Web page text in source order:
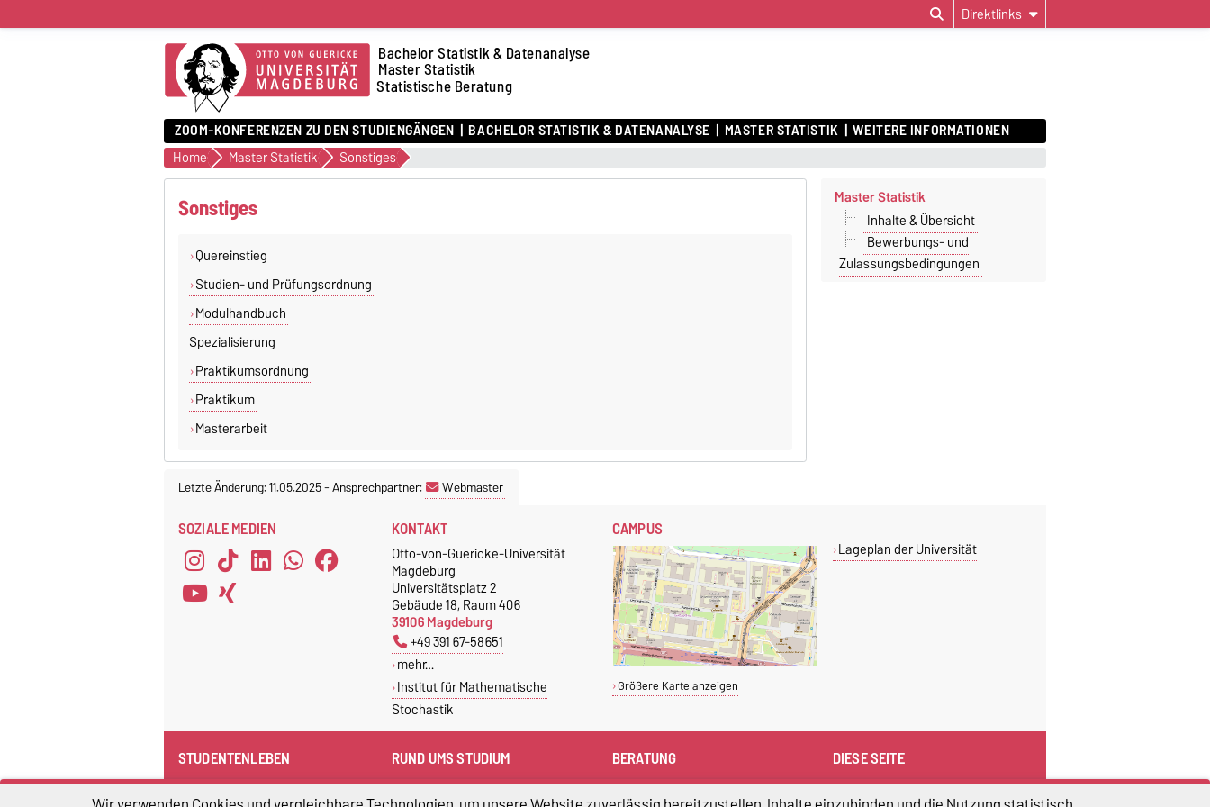
Direktlinks
Bachelor Statistik & Datenanalyse
Master Statistik
Statistische Beratung
ZOOM-KONFERENZEN ZU DEN STUDIENGÄNGEN BACHELOR STATISTIK & DATENANALYSE MASTER STATISTIK WEITERE INFORMATIONEN
Home Master Statistik Sonstiges
Sonstiges
Quereinstieg
Studien- und Prüfungsordnung
Modulhandbuch
Spezialisierung
Praktikumsordnung
Praktikum
Masterarbeit
Master Statistik
Inhalte & Übersicht
Bewerbungs- und
Zulassungsbedingungen
Letzte Änderung: 11.05.2025-Ansprechpartner: Webmaster
SOZIALE MEDIEN KONTAKT
Otto-von-Guericke-Universität
Magdeburg
Universitätsplatz 2
Gebäude 18, Raum 406
39106 Magdeburg
+49 391 67-58651
mehr…
Institut für Mathematische
Stochastik
CAMPUS
Größere Karte anzeigen
Lageplan der Universität
STUDENTENLEBEN
Was ist los in Magdeburg?
RUND UMS STUDIUM
Campus Service Center
BERATUNG
Studienberatung
DIESE SEITE
Vorlesen